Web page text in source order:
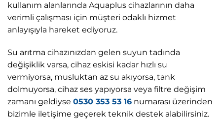
kullanım alanlarında Aquaplus cihazlarının daha
verimli çalışması için müşteri odaklı hizmet
anlayışıyla hareket ediyoruz.
Su arıtma cihazınızdan gelen suyun tadında
değişiklik varsa, cihaz eskisi kadar hızlı su
vermiyorsa, musluktan az su akıyorsa, tank
dolmuyorsa, cihaz ses yapıyorsa veya filtre değişim
zamanı geldiyse 0530 353 53 16 numarası üzerinden
bizimle iletişime geçerek teknik destek alabilirsiniz.